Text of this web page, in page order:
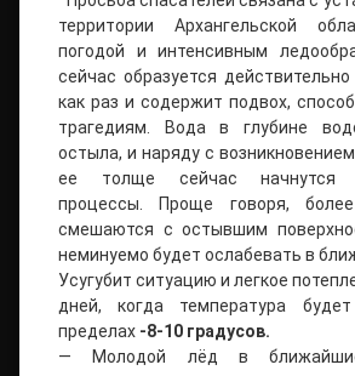
территории Архангельской
погодой и интенсивным
сейчас образуется
как раз и содержит подвох,
трагедиям. Вода в глубине
остыла, и наряду с
ее толще сейчас начнутся
процессы. Проще говоря,
смешаются с остывшим
неминуемо будет ослабевать в
Усугубит ситуацию и легкое
дней, когда температура
пределах -8-10 градусов.
— Молодой лёд в